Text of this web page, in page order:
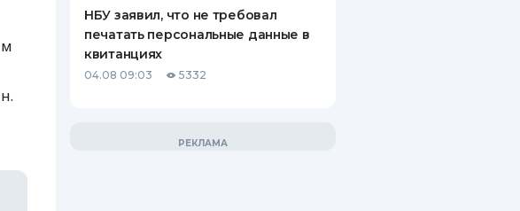
НБУ заявил, что не требовал
печатать персональные данные в
квитанциях
04.08 09:03 5332